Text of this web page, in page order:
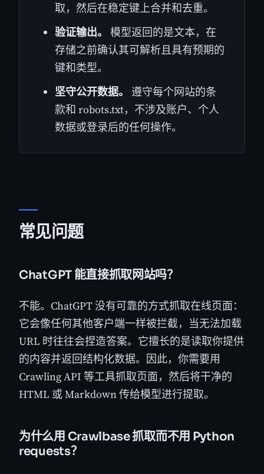
取，然后在稳定键上合并和去重。
验证输出。 模型返回的是文本，在
存储之前确认其可解析且具有预期的
键和类型。
坚守公开数据。 遵守每个网站的条
款和 robots.txt，不涉及账户、个人
数据或登录后的任何操作。
常见问题
ChatGPT 能直接抓取网站吗？
不能。ChatGPT 没有可靠的方式抓取在线页面：
它会像任何其他客户端一样被拦截，当无法加载
URL 时往往会捏造答案。它擅长的是读取你提供
的内容并返回结构化数据。因此，你需要用
Crawling API 等工具抓取页面，然后将干净的
HTML 或 Markdown 传给模型进行提取。
为什么用 Crawlbase 抓取而不用 Python
requests？